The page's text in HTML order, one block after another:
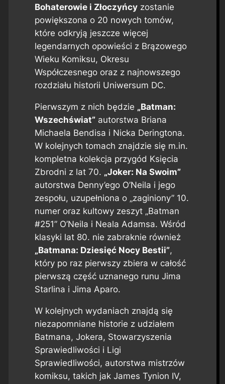
Bohaterowie i Złoczyńcyzostanie
powiększona o 20 nowych tomów,
które odkryją jeszcze więcej
legendarnych opowieści z Brązowego
Wieku Komiksu, Okresu
Współczesnego oraz z najnowszego
rozdziału historii Uniwersum DC.
Pierwszym z nich będzie „Batman:
Wszechświat”autorstwa Briana
Michaela Bendisa i Nicka Deringtona.
W kolejnych tomach znajdzie się m.in.
kompletna kolekcja przygód Księcia
Zbrodni z lat 70. „Joker: Na Swoim”
autorstwa Denny’ego O’Neila i jego
zespołu, uzupełniona o „zaginiony” 10.
numer oraz kultowy zeszyt „Batman
#251” O’Neila i Neala Adamsa. Wśród
klasyki lat 80. nie zabraknie również
„Batmana: Dziesięć Nocy Bestii”,
który po raz pierwszy zbiera w całość
pierwszą część uznanego runu Jima
Starlina i Jima Aparo.
W kolejnych wydaniach znajdą się
niezapomniane historie z udziałem
Batmana, Jokera, Stowarzyszenia
Sprawiedliwości i Ligi
Sprawiedliwości, autorstwa mistrzów
komiksu, takich jak James Tynion IV,